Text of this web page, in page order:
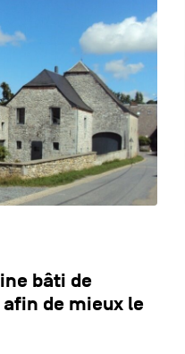
bâti de
de mieux le